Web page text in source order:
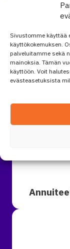
Sivustomme käyttää
käyttökokemuksen.
palveluitamme sekä
mainoksia. Tämän
käyttöön. Voit
evästeasetuksista